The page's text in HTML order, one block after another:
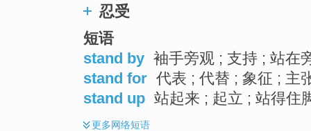
忍受
短语
stand by 袖手旁观 ; 支持 ; 站在
stand for 代表 ; 代替 ; 象征 ; 主
stand up 站起来 ; 起立 ; 站得住
更多网络短语